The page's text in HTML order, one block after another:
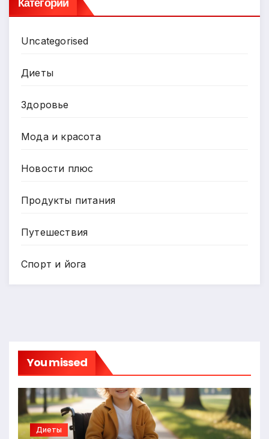
Uncategorised
Диеты
Здоровье
Мода и красота
Новости плюс
Продукты питания
Путешествия
Спорт и йога
You missed
Диеты